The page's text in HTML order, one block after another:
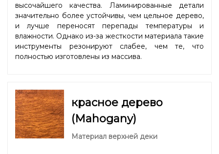
высочайшего качества. Ламинированные детали
значительно более устойчивы, чем цельное дерево,
и лучше переносят перепады температуры и
влажности. Однако из-за жесткости материала такие
инструменты резонируют слабее, чем те, что
полностью изготовлены из массива.
красное дерево
(Mahogany)
Материал верхней деки